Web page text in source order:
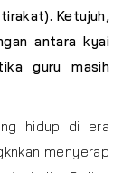
Ketujuh,
antara kyai
guru masih
hidup di era
menyerap